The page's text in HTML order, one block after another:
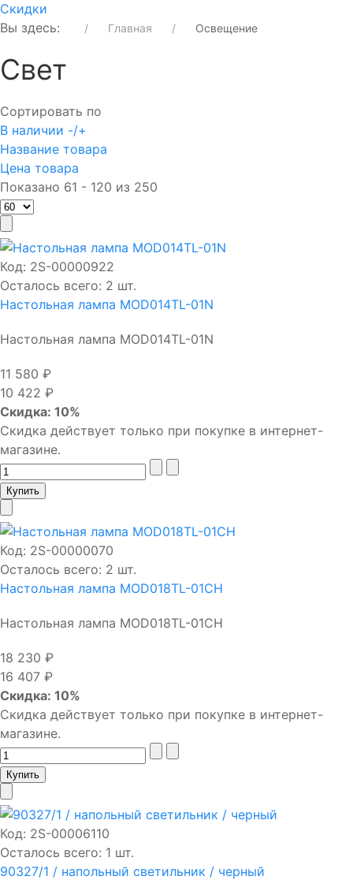
Скидки
Вы здесь:
Главная Освещение
Свет
Сортировать по
В наличии -/+
Название товара
Цена товара
Показано 61 - 120 из 250
Код: 2S-00000922
Осталось всего: 2 шт.
Настольная лампа MOD014TL-01N
Настольная лампа MOD014TL-01N
11 580 ₽
10 422 ₽
Скидка: 10%
Скидка действует только при покупке в интернет-
магазине.
Код: 2S-00000070
Осталось всего: 2 шт.
Настольная лампа MOD018TL-01CH
Настольная лампа MOD018TL-01CH
18 230 ₽
16 407 ₽
Скидка: 10%
Скидка действует только при покупке в интернет-
магазине.
Код: 2S-00006110
Осталось всего: 1 шт.
90327/1 / напольный светильник / черный